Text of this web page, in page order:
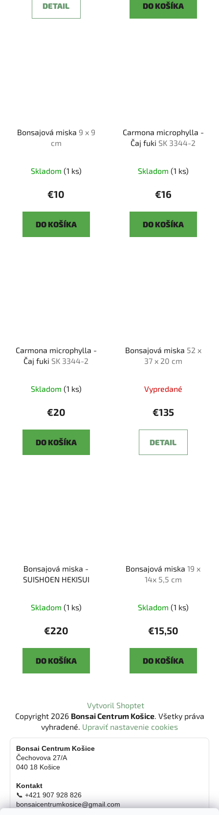
DETAIL DO KOŠÍKA
Bonsajová miska 9 x 9
cm
Skladom (1 ks)
€10
DO KOŠÍKA
Carmona microphylla -
Čaj fuki SK 3344-2
Skladom (1 ks)
€16
DO KOŠÍKA
Carmona microphylla -
Čaj fuki SK 3344-2
Skladom (1 ks)
€20
DO KOŠÍKA
Bonsajová miska 52 x
37 x 20 cm
Vypredané
€135
DETAIL
Bonsajová miska -
SUISHOEN HEKISUI
Skladom (1 ks)
€220
DO KOŠÍKA
Bonsajová miska 19 x
14x 5,5 cm
Skladom (1 ks)
€15,50
DO KOŠÍKA
Vytvoril Shoptet
Copyright 2026 Bonsai Centrum Košice. Všetky práva
vyhradené. Upraviť nastavenie cookies
Bonsai Centrum Košice
Čechovova 27/A
040 18 Košice
Kontakt
📞 +421 907 928 826
bonsaicentrumkosice@gmail.com